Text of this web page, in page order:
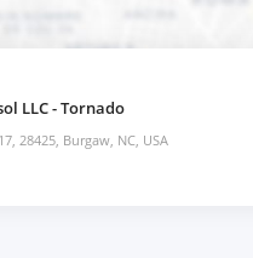
LLC - Tornado
28425, Burgaw, NC, USA